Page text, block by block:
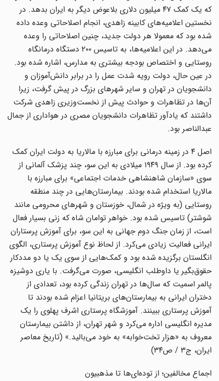
که یک کمک ۴۷ میلیون دلاری بلاعوض دیگر به ایران بدهد. در
نخستین اعلامیه‌های کابینه زاهدی، انجام اصلاحاتی وعده داده
شده بود که معمولا هر دولت جدید، چنین اصلاحاتی را وعده
می‌دهد. در این اعلامیه‌ها، به تاسیس ۲۰۰ دستگاه درمانگاه
روستایی و اختصاص بودجه بیشتری به مدارس، اشاره شده بود.
در عین حال، دولت رویه شدت عمل را در برابر دانش‌آموزان و
دانشجویان در تهران و سایر شهرهای بزرگ در پیش گرفت، زیرا
آن‌ها در تظاهرات و حوادث پیش از نخست‌وزیری زاهدی شرکت
داشتند که یادآور تظاهرات دانشجویان مصری در هواداری از جمال
عبدالناصر بود.
اصل ۴ در زمینه درمانی برای مبارزه با مالاریا به دولت ایران کمک
کرده بود. از سال ۱۹۴۹ میلادی به این سو، چند پزشک آلمانی از
سوی «سازمان شاهنشاهی خدمات اجتماعی» برای مبارزه با
مالاریا استخدام شده بودند. بیمارستان‌هایی در چند منطقه
روستایی (به ویژه در شمال، خوزستان و شهرهای محرومی مانند
شوشتر) تاسیس شده بود. خواهر توامان شاه که زنی بسیار فعال
است، از زمان جنگ دوم جهانی به این سو، برای آموزش پرستاران
ایرانی فعالیت زیادی می‌کرد. از لحاظ نوع آموزش پرستاری، الگوی
انگلستان برگزیده شده بود و کمک‌هایی از سوی یک یا دو مددکار
حقوق‌بگیر یا داوطلب انگلیسی، صورت می‌گرفت. با یاری دوشیزه
پالمر اسمیت که سال‌ها در تهران زندگی کرده بود، تعدادی از
دختران ایرانی به بیمارستان‌های بریتانیا اعزام شده بودند تا
آموزش پرستاری ببینند. آموزشگاه پرستاری اشرف پهلوی را یک
مدیره انگلیسی اداره می‌کرد و شهر تهران، از داشتن بیمارستان
معروف به «هزار تخت‌خوابه» به خود می‌بالید.» (تاریخ معاصر
ایران، ج۳ / ص۳۴)
اجماع مخالفین؛ از توده‌ای‌ها تا مذهبیون